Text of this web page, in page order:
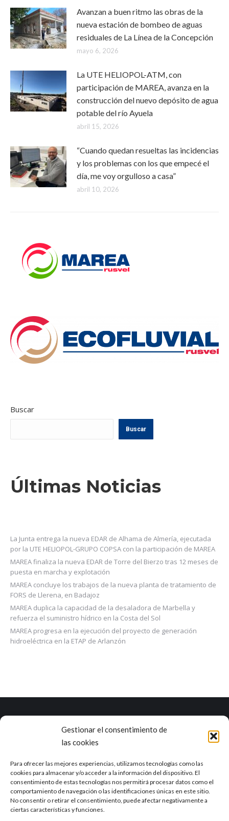
Gestionar el consentimiento de
las cookies
Para ofrecer las mejores experiencias, utilizamos tecnologías como las
cookies para almacenar y/o acceder a la información del dispositivo. El
consentimiento de estas tecnologías nos permitirá procesar datos como el
comportamiento de navegación o las identificaciones únicas en este sitio.
No consentir o retirar el consentimiento, puede afectar negativamente a
ciertas características y funciones.
Avanzan a buen ritmo las obras de la
nueva estación de bombeo de aguas
residuales de La Línea de la Concepción
mayo 6, 2026
La UTE HELIOPOL-ATM, con
participación de MAREA, avanza en la
construcción del nuevo depósito de agua
potable del río Ayuela
abril 15, 2026
“Cuando quedan resueltas las incidencias
y los problemas con los que empecé el
día, me voy orgulloso a casa”
abril 10, 2026
Buscar
Buscar
Últimas Noticias
La Junta entrega la nueva EDAR de Alhama de Almería, ejecutada
por la UTE HELIOPOL-GRUPO COPSA con la participación de MAREA
MAREA finaliza la nueva EDAR de Torre del Bierzo tras 12 meses de
puesta en marcha y explotación
MAREA concluye los trabajos de la nueva planta de tratamiento de
FORS de Llerena, en Badajoz
MAREA duplica la capacidad de la desaladora de Marbella y
refuerza el suministro hídrico en la Costa del Sol
MAREA progresa en la ejecución del proyecto de generación
hidroeléctrica en la ETAP de Arlanzón
Marea es una empresa con una dilatada experiencia en el ciclo
integral del agua y otros campos como la industria, la agricultura, el
Delegación de Sevilla
Calle Tajo, 4 41012, Sevilla